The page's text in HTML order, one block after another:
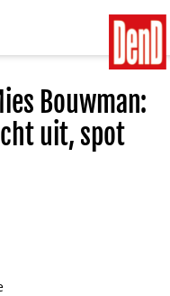
Bouwman:
uit, spot